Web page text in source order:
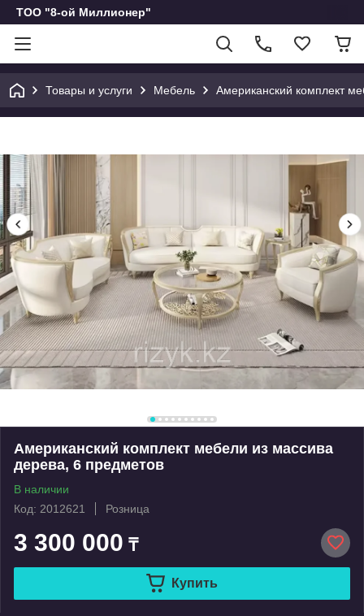
ТОО "8-ой Миллионер"
Товары и услуги Мебель Американский комплект
Американский комплект мебели из массива
дерева, 6 предметов
В наличии
Код: 2012621
Розница
3 300 000 ₸
Купить